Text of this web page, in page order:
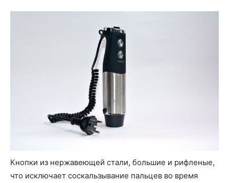
Кнопки из нержавеющей стали, большие и рифленые,
что исключает соскальзывание пальцев во время